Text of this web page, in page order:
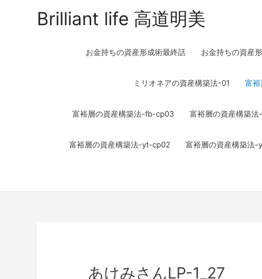
Brilliant life 高道明美
お金持ちの資産形成術最終話 お金持ちの資産
ミリオネアの資産構築法-01 富
富裕層の資産構築法-fb-cp03 富裕層の資産構築
富裕層の資産構築法-yt-cp02 富裕層の資産構築法
あけみさんLP-1_27